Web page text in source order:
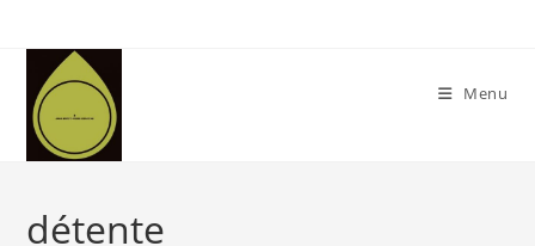
content
Menu
détente